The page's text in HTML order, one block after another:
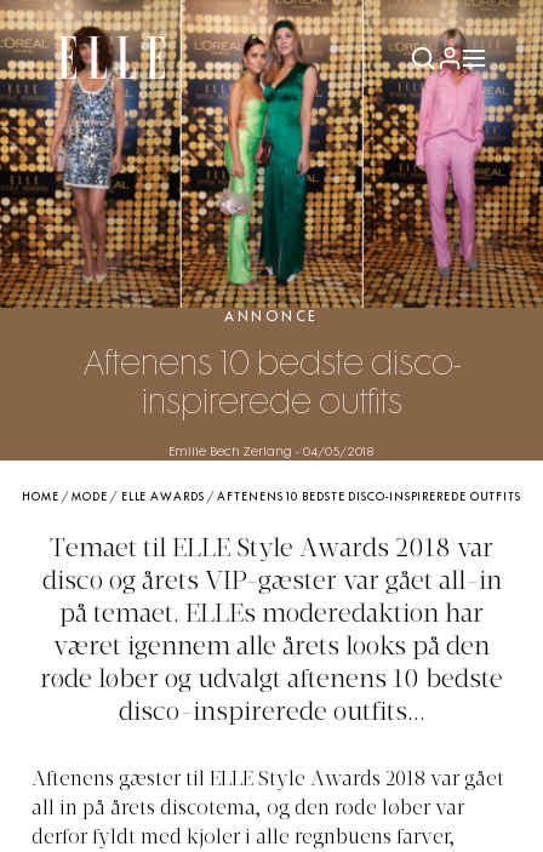
ANNONCE
Aftenens 10 bedste disco-
inspirerede outfits
Emilie Bech Zerlang - 04/05/2018
HOME /MODE / ELLE AWARDS /AFTENENS 10 BEDSTE DISCO-INSPIREREDE OUTFITS
Temaet til ELLE Style Awards 2018 var
disco og årets VIP-gæster var gået all-in
på temaet. ELLEs moderedaktion har
været igennem alle årets looks på den
røde løber og udvalgt aftenens 10 bedste
disco-inspirerede outfits...
Aftenens gæster til ELLE Style Awards 2018 var gået
all in på årets discotema, og den røde løber var
derfor fyldt med kjoler i alle regnbuens farver,